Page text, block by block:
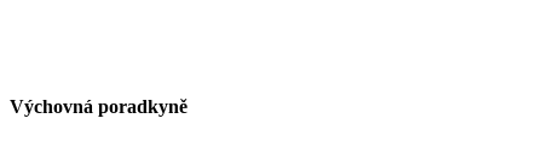
Výchovná poradkyně